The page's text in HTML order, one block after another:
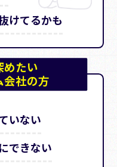
けてるかも
めたい
会社の方
いない
できない